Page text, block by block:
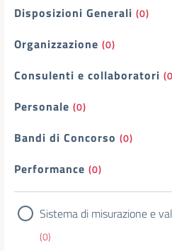
Filtri
Disposizioni Generali (0)
Organizzazione (0)
Consulenti e collaboratori
Personale (0)
Bandi di Concorso (0)
Performance (0)
Sistema di misurazione e
(0)